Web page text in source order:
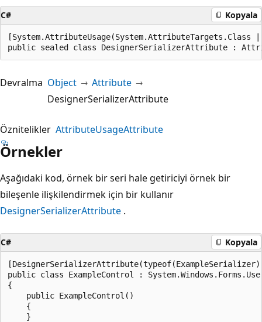
C# Kopyala
public sealed class DesignerSerializerAttribute :
Devralma Object
Attribute
DesignerSerializerAttribute
Öznitelikler AttributeUsageAttribute
Örnekler
Aşağıdaki kod, örnek bir seri hale getiriciyi örnek bir
bileşenle ilişkilendirmek için bir kullanır
DesignerSerializerAttribute .
C# Kopyala
public class ExampleControl :
{
    public ExampleControl()
    {
    }